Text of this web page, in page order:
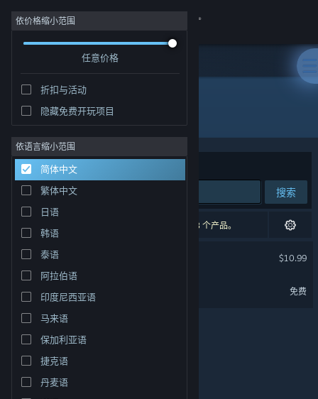
登录
社区
关于
客服
更改语言
获取 Steam 手机应用
查看桌面版网站
依价格缩小范围
任意价格
折扣与活动
隐藏免费开玩项目
依语言缩小范围
简体中文
繁体中文
日语
韩语
泰语
阿拉伯语
印度尼西亚语
马来语
保加利亚语
捷克语
丹麦语
开发者: Cowleyfornia Studios
排序依据 相关性
搜索
2 个匹配的搜索结果。 根据您的偏好，已排除了 3 个产品。
$10.99
免费